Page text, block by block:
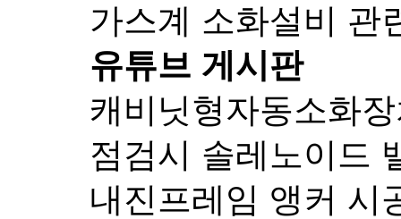
가스계 소화설비 관
유튜브 게시판
캐비닛형자동소화
점검시 솔레노이드
내진프레임 앵커 시